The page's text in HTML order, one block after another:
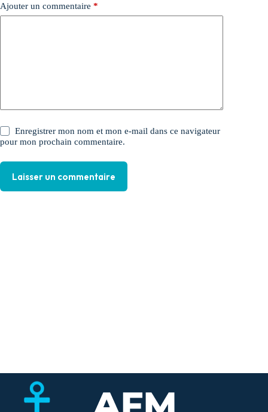
Ajouter un commentaire *
Enregistrer mon nom et mon e-mail dans ce navigateur
pour mon prochain commentaire.
Laisser un commentaire